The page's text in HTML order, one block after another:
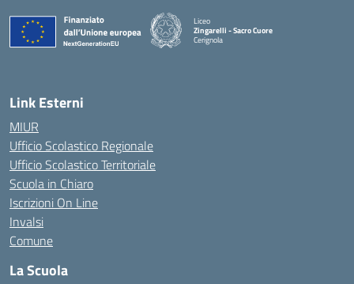
Liceo
Zingarelli - Sacro Cuore
Cerignola
— Visita la pagina iniziale della scuola
Link Esterni
MIUR
Ufficio Scolastico Regionale
Ufficio Scolastico Territoriale
Scuola in Chiaro
Iscrizioni On Line
Invalsi
Comune
La Scuola